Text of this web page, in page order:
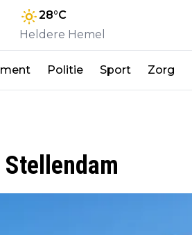
28°C
Heldere Hemel
Politie Sport Zorg